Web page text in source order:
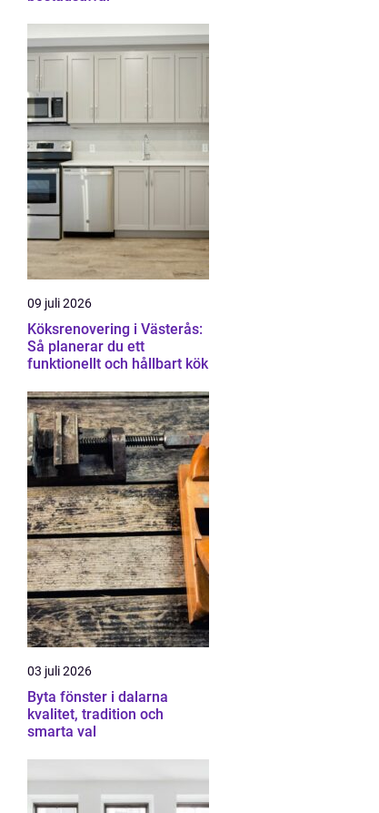
09 juli 2026
Köksrenovering i Västerås:
Så planerar du ett
funktionellt och hållbart kök
03 juli 2026
Byta fönster i dalarna
kvalitet, tradition och
smarta val